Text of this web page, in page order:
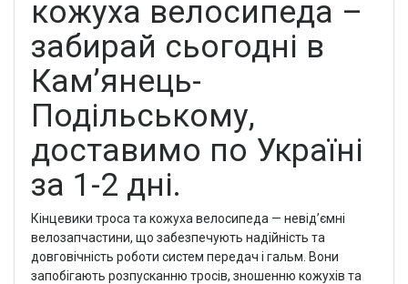
кожуха велосипеда –
забирай сьогодні в
Кам’янець-
Подільському,
доставимо по Україні
за 1-2 дні.
Кінцевики троса та кожуха велосипеда — невід’ємні
велозапчастини, що забезпечують надійність та
довговічність роботи систем передач і гальм. Вони
запобігають розпусканню тросів, зношенню кожухів та